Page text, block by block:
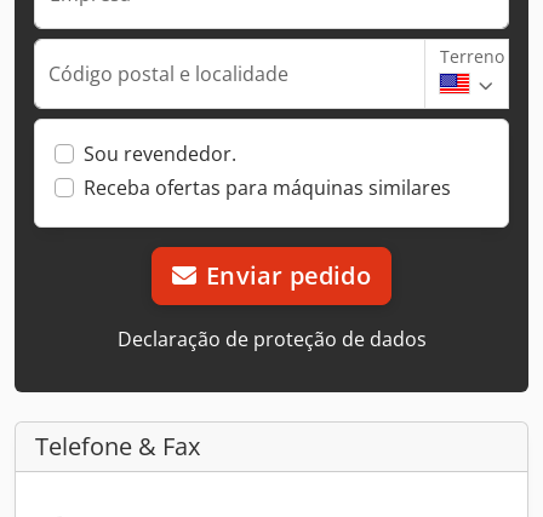
Código postal e localidade
Terreno
Sou revendedor.
Receba ofertas para máquinas similares
Enviar pedido
Declaração de proteção de dados
Telefone & Fax